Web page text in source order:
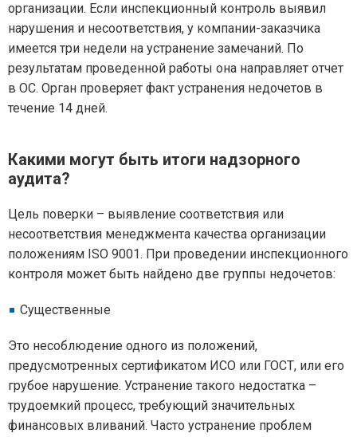
организации. Если инспекционный контроль выявил
нарушения и несоответствия, у компании-заказчика
имеется три недели на устранение замечаний. По
результатам проведенной работы она направляет отчет
в ОС. Орган проверяет факт устранения недочетов в
течение 14 дней.
Какими могут быть итоги надзорного
аудита?
Цель поверки – выявление соответствия или
несоответствия менеджмента качества организации
положениям ISO 9001. При проведении инспекционного
контроля может быть найдено две группы недочетов:
Существенные
Это несоблюдение одного из положений,
предусмотренных сертификатом ИСО или ГОСТ, или его
грубое нарушение. Устранение такого недостатка –
трудоемкий процесс, требующий значительных
финансовых вливаний. Часто устранение проблем